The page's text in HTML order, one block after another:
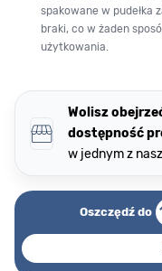
spakowane w pudełka
braki, co w żaden
użytkowania.
Wolisz
dostępność
w jednym z
Oszczędź do